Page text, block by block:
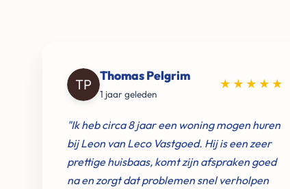
Thomas Pelgrim
1 jaar geleden
★★★★★
"Ik heb circa 8 jaar een woning mogen huren
bij Leon van Leco Vastgoed. Hij is een zeer
prettige huisbaas, komt zijn afspraken goed
na en zorgt dat problemen snel verholpen